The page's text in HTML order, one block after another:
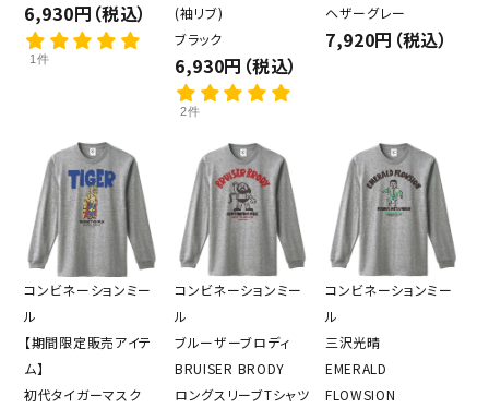
6,930円（税込）
1件
(袖リブ)
ブラック
6,930円（税込）
2件
ヘザーグレー
7,920円（税込）
コンビネーションミー
ル
【期間限定販売アイテ
ム】
初代タイガーマスク
コンビネーションミー
ル
ブルーザーブロディ
BRUISER BRODY
ロングスリーブTシャツ
コンビネーションミー
ル
三沢光晴
EMERALD
FLOWSION